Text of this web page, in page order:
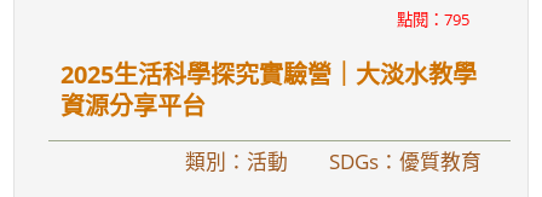
點閱：795
2025生活科學探究實驗營｜大淡水教學
資源分享平台
類別：活動 SDGs：優質教育